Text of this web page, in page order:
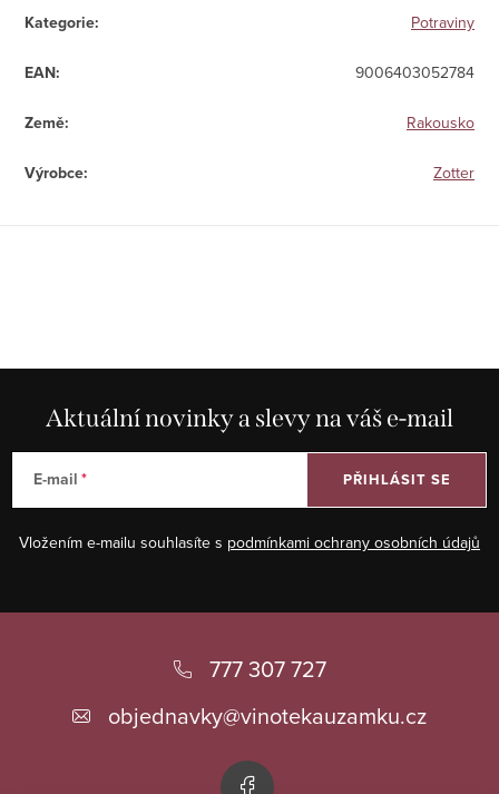
Kategorie: Potraviny
EAN: 9006403052784
Země: Rakousko
Výrobce: Zotter
Aktuální novinky a slevy na váš e-mail
E-mail
Vložením e-mailu souhlasíte s podmínkami ochrany osobních údajů
PŘIHLÁSIT SE
777 307 727
objednavky@vinotekauzamku.cz